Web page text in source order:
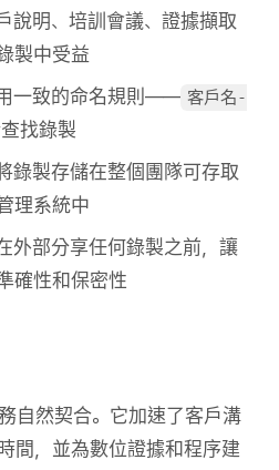
說明、培訓會議、證據擷取
製中受益
用一致的命名規則—— 客戶名-
找錄製
錄製存儲在整個團隊可存取
理系統中
外部分享任何錄製之前，讓
確性和保密性
自然契合。它加速了客戶溝
間，並為數位證據和程序建